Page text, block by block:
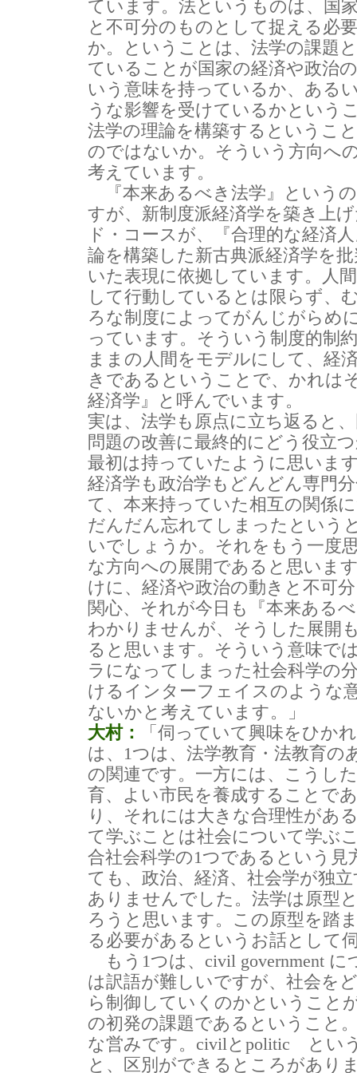
ています。法というものは、国
と不可分のものとして捉える必
か。ということは、法学の課題
ていることが国家の経済や政治
いう意味を持っているか、ある
うな影響を受けているかという
法学の理論を構築するというこ
のではないか。そういう方向へ
考えています。
『本来あるべき法学』という
すが、新制度派経済学を築き上
ド・コースが、『合理的な経済
論を構築した新古典派経済学を
いた表現に依拠しています。人
して行動しているとは限らず、
ろな制度によってがんじがらめ
っています。そういう制度的制
ままの人間をモデルにして、経
きであるということで、かれは
経済学』と呼んでいます。
実は、法学も原点に立ち返ると
問題の改善に最終的にどう役立
最初は持っていたように思いま
経済学も政治学もどんどん専門
て、本来持っていた相互の関係
だんだん忘れてしまったという
いでしょうか。それをもう一度
な方向への展開であると思いま
けに、経済や政治の動きと不可
関心、それが今日も『本来ある
わかりませんが、そうした展開
ると思います。そういう意味で
ラになってしまった社会科学の
けるインターフェイスのような
ないかと考えています。」
大村：
「伺っていて興味をひか
は、1つは、法学教育・法教育の
の関連です。一方には、こうし
育、よい市民を養成することで
り、それには大きな合理性があ
て学ぶことは社会について学ぶ
合社会科学の1つであるという見
ても、政治、経済、社会学が独
ありませんでした。法学は原型
ろうと思います。この原型を踏
る必要があるというお話として
もう1つは、civil government に
は訳語が難しいですが、社会を
ら制御していくのかということ
の初発の課題であるということ
な営みです。civilとpolitic とい
と、区別ができるところがあり